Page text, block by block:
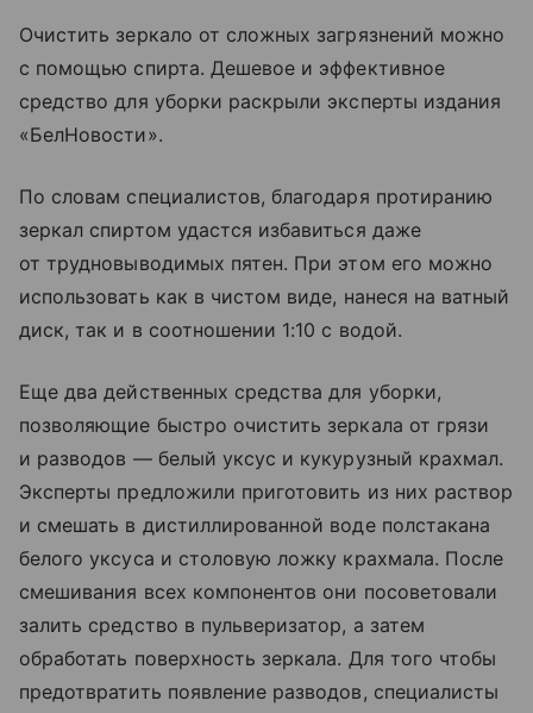
Очистить зеркало от сложных загрязнений можно
с помощью спирта. Дешевое и эффективное
средство для уборки раскрыли эксперты издания
«БелНовости».
По словам специалистов, благодаря протиранию
зеркал спиртом удастся избавиться даже
от трудновыводимых пятен. При этом его можно
использовать как в чистом виде, нанеся на ватный
диск, так и в соотношении 1:10 с водой.
Еще два действенных средства для уборки,
позволяющие быстро очистить зеркала от грязи
и разводов — белый уксус и кукурузный крахмал.
Эксперты предложили приготовить из них раствор
и смешать в дистиллированной воде полстакана
белого уксуса и столовую ложку крахмала. После
смешивания всех компонентов они посоветовали
залить средство в пульверизатор, а затем
обработать поверхность зеркала. Для того чтобы
предотвратить появление разводов, специалисты